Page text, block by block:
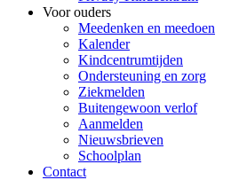
Voor ouders
Meedenken en meedoen
Kalender
Kindcentrumtijden
Ondersteuning en zorg
Ziekmelden
Buitengewoon verlof
Aanmelden
Nieuwsbrieven
Schoolplan
Contact